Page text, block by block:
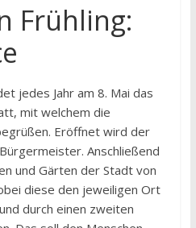
Frühling:
jedes Jahr am 8. Mai das
mit welchem die
Eröffnet wird der
Anschließend
und Gärten der Stadt von
diese den jeweiligen Ort
durch einen zweiten